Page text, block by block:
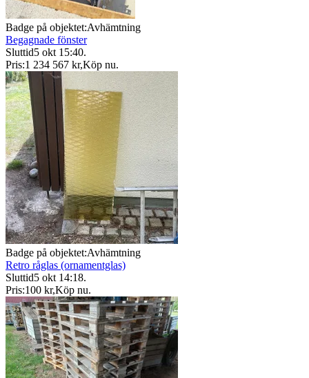
Badge på objektet:Avhämtning
Begagnade fönster
Sluttid5 okt 15:40.
Pris:1 234 567 kr,Köp nu.
Badge på objektet:Avhämtning
Retro råglas (ornamentglas)
Sluttid5 okt 14:18.
Pris:100 kr,Köp nu.